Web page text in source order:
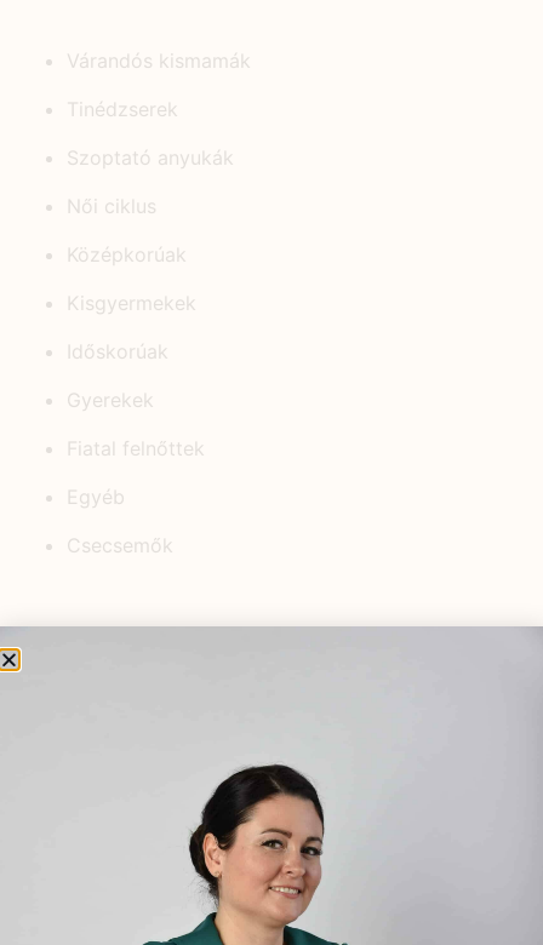
Várandós kismamák
Tinédzserek
Szoptató anyukák
Női ciklus
Középkorúak
Kisgyermekek
Időskorúak
Gyerekek
Fiatal felnőttek
Egyéb
Csecsemők
KEDVELT BEJEGYZÉSEK
Keringési rendszer természetes
segítői
2021.03.18.